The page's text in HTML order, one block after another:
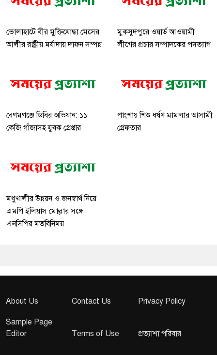
ভোলাহাটে বীর মুক্তিযোদ্ধা মেসের
আলীর রাষ্ট্রীয় মর্যাদায় দাফন সম্পন্ন
মুকসুদপুরে ওয়ার্ড আওয়ামী
লীগের প্রচার সম্পাদকের পদত্যাগ
বেগমগঞ্জে ডিবির অভিযান: ১১
কেজি গাঁজাসহ যুবক গ্রেপ্তার
পাংশায় শিশু ধর্ষণ মামলার আসামী
গ্রেফতার
মধুখালীর উন্নয়ন ও জনস্বার্থ নিয়ে
এমপি ইলিয়াস মোল্লার সঙ্গে
এনসিপির মতবিনিময়
About Us Contact Us Privacy Policy
Sample Page
Editor
Terms of Use প্রত্যাশা পরিবার